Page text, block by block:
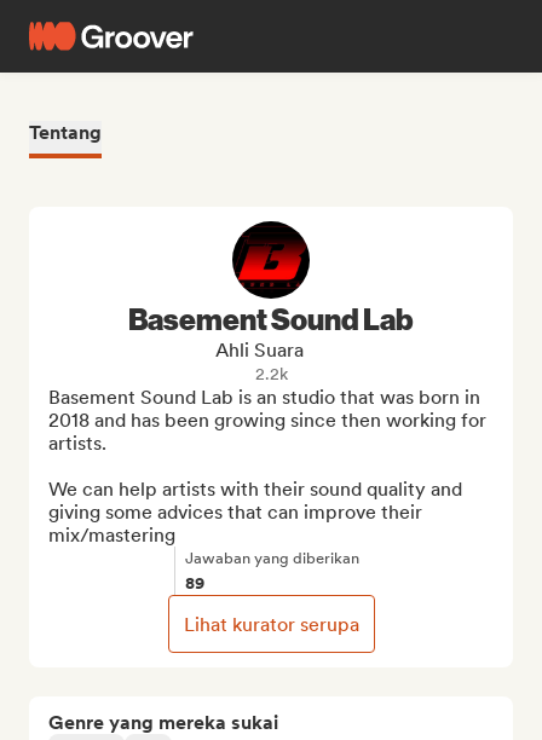
Tentang
Genre yang mereka sukai
Basement Sound Lab
Ahli Suara
2.2k
Basement Sound Lab is an studio that was born in
2018 and has been growing since then working for
artists.
We can help artists with their sound quality and
giving some advices that can improve their
mix/mastering
Jawaban yang diberikan
89
Lihat kurator serupa